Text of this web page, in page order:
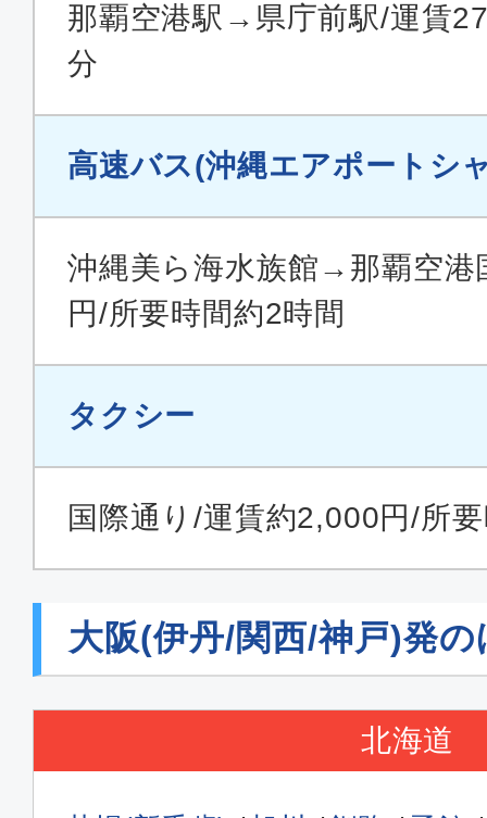
那覇空港駅→県庁前駅/運賃
分
高速バス(沖縄エアポートシ
沖縄美ら海水族館→那覇空港
円/所要時間約2時間
タクシー
国際通り/運賃約2,000円/所
大阪(伊丹/関西/神戸)発
北海道